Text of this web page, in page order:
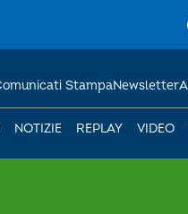
NOTIZIE REPLAY VIDEO
StampaNewsletter